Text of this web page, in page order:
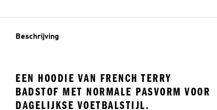
Beschrijving
EEN HOODIE VAN FRENCH TERRY
BADSTOF MET NORMALE PASVORM VOOR
DAGELIJKSE VOETBALSTIJL.